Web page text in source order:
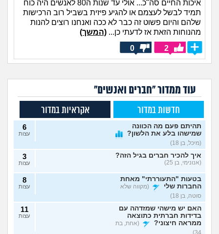
איכות החיים סה"כ... אולי עד שנות ה80 לאנשים היה כוח
תמיד לבשל לעצמם או להגיע פיזית בשביל רוב הרכישות
שלהם והיום פשוט זה כבר לא ככה ואנחנו רוצים להנות
מהנוחות הזאת אז לדעתי כן... (המשך)
2
0
עוד ממדור "חברים ואנשים"
חדשות במדור אקראיות במדור
תהיתם פעם מה הכוונה
שמישהו בלע את הלשון?
(מיכל, בן 18)
6
עצות
איך להכיר חברים בגיל הזה?
(אנונימי, בן 25)
3
עצות
בטעות "התעוררתי" מאחת
החברות שלי
(מקווה שלא
סוטה, בן 18)
8
עצות
האם יש מישהי שמזדהה עם
בדידות חברתית כתוצאה
ממראה חיצוני?
(אחת, בת
11
עצות